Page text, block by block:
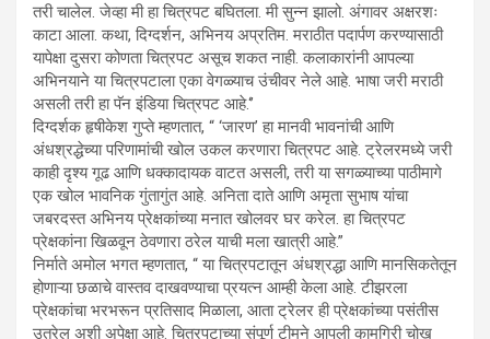
तरी चालेल. जेव्हा मी हा चित्रपट बघितला. मी सुन्न झालो. अंगावर अक्षरशः
काटा आला. कथा, दिग्दर्शन, अभिनय अप्रतिम. मराठीत पदार्पण करण्यासाठी
यापेक्षा दुसरा कोणता चित्रपट असूच शकत नाही. कलाकारांनी आपल्या
अभिनयाने या चित्रपटाला एका वेगळ्याच उंचीवर नेले आहे. भाषा जरी मराठी
असली तरी हा पॅन इंडिया चित्रपट आहे.‘’
दिग्दर्शक हृषीकेश गुप्ते म्हणतात, “ ‘जारण’ हा मानवी भावनांची आणि
अंधश्रद्धेच्या परिणामांची खोल उकल करणारा चित्रपट आहे. ट्रेलरमध्ये जरी
काही दृश्य गूढ आणि धक्कादायक वाटत असली, तरी या सगळ्याच्या पाठीमागे
एक खोल भावनिक गुंतागुंत आहे. अनिता दाते आणि अमृता सुभाष यांचा
जबरदस्त अभिनय प्रेक्षकांच्या मनात खोलवर घर करेल. हा चित्रपट
प्रेक्षकांना खिळवून ठेवणारा ठरेल याची मला खात्री आहे.”
निर्माते अमोल भगत म्हणतात, “ या चित्रपटातून अंधश्रद्धा आणि मानसिकतेतून
होणाऱ्या छळाचे वास्तव दाखवण्याचा प्रयत्न आम्ही केला आहे. टीझरला
प्रेक्षकांचा भरभरून प्रतिसाद मिळाला, आता ट्रेलर ही प्रेक्षकांच्या पसंतीस
उतरेल अशी अपेक्षा आहे. चित्रपटाच्या संपूर्ण टीमने आपली कामगिरी चोख